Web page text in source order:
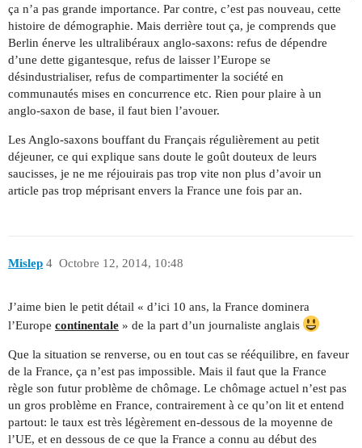
ça n’a pas grande importance. Par contre, c’est pas nouveau, cette
histoire de démographie. Mais derrière tout ça, je comprends que
Berlin énerve les ultralibéraux anglo-saxons: refus de dépendre
d’une dette gigantesque, refus de laisser l’Europe se
désindustrialiser, refus de compartimenter la société en
communautés mises en concurrence etc. Rien pour plaire à un
anglo-saxon de base, il faut bien l’avouer.
Les Anglo-saxons bouffant du Français régulièrement au petit
déjeuner, ce qui explique sans doute le goût douteux de leurs
saucisses, je ne me réjouirais pas trop vite non plus d’avoir un
article pas trop méprisant envers la France une fois par an.
Mislep Octobre 12, 2014, 10:48
4
J’aime bien le petit détail « d’ici 10 ans, la France dominera
l’Europe continentale » de la part d’un journaliste anglais
Que la situation se renverse, ou en tout cas se rééquilibre, en faveur
de la France, ça n’est pas impossible. Mais il faut que la France
règle son futur problème de chômage. Le chômage actuel n’est pas
un gros problème en France, contrairement à ce qu’on lit et entend
partout: le taux est très légèrement en-dessous de la moyenne de
l’UE, et en dessous de ce que la France a connu au début des